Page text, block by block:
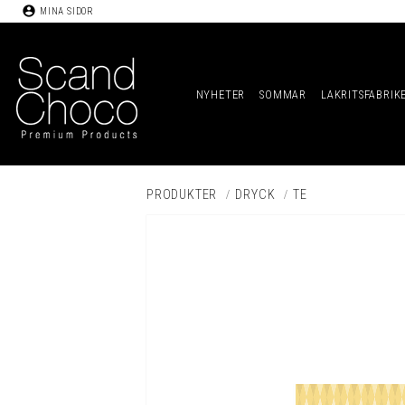
account_circle MINA SIDOR
NYHETER SOMMAR
PRODUKTER DRYCK TE